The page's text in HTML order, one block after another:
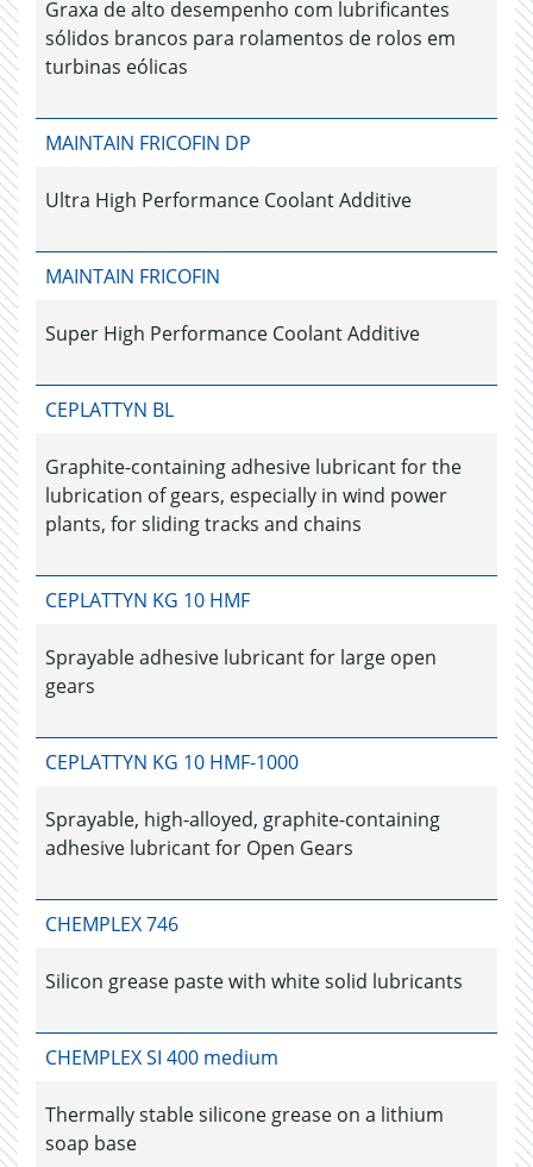
Graxa de alto desempenho com lubrificantes
sólidos brancos para rolamentos de rolos em
turbinas eólicas
MAINTAIN FRICOFIN DP
Ultra High Performance Coolant Additive
MAINTAIN FRICOFIN
Super High Performance Coolant Additive
CEPLATTYN BL
Graphite-containing adhesive lubricant for the
lubrication of gears, especially in wind power
plants, for sliding tracks and chains
CEPLATTYN KG 10 HMF
Sprayable adhesive lubricant for large open
gears
CEPLATTYN KG 10 HMF-1000
Sprayable, high-alloyed, graphite-containing
adhesive lubricant for Open Gears
CHEMPLEX 746
Silicon grease paste with white solid lubricants
CHEMPLEX SI 400 medium
Thermally stable silicone grease on a lithium
soap base